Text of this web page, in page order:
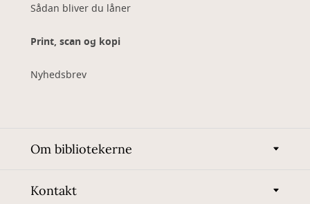
Sådan bliver du låner
Print, scan og kopi
Nyhedsbrev
Om bibliotekerne
Kontakt